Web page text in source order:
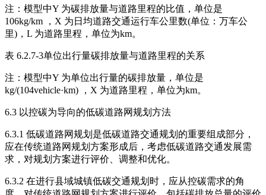
注：模型中Y 为碳排放量与道路里程的比值，单位是
106kg/km ，X 为日均道路交通运行车公里数(单位：万车公
里)，L 为道路里程，单位为km。
表 6.2.7-3单位出行量碳排放量与道路里程的关系
注：模型中Y 为单位出行量的碳排放量，单位是
kg/(104vehicle·km) ，X 为道路里程，单位为km。
6.3 以控碳为导向的低碳道路网规划方法
6.3.1 低碳道路网规划是低碳道路交通规划的重要组成部分，
应在传统道路网规划方案形成后，考虑低碳道路交通发展需
求，对规划方案进行评价、调整和优化。
6.3.2 在进行县域城镇低碳交通规划时，应从控碳需求的角